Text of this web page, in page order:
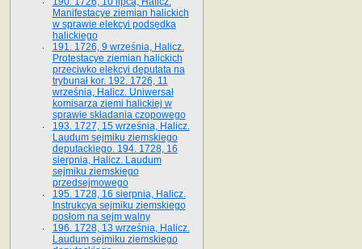
Manifestacye ziemian halickich
w sprawie elekcyi podsędka
halickiego
191. 1726, 9 września, Halicz.
Protestacye ziemian halickich
przeciwko elekcyi deputata na
trybunał kor. 192. 1726, 11
września, Halicz. Uniwersał
komisarza ziemi halickiej w
sprawie składania czopowego
193. 1727, 15 września, Halicz.
Laudum sejmiku ziemskiego
deputackiego. 194. 1728, 16
sierpnia, Halicz. Laudum
sejmiku ziemskiego
przedsejmowego
195. 1728, 16 sierpnia, Halicz.
Instrukcya sejmiku ziemskiego
posłom na sejm walny
196. 1728, 13 września, Halicz.
Laudum sejmiku ziemskiego